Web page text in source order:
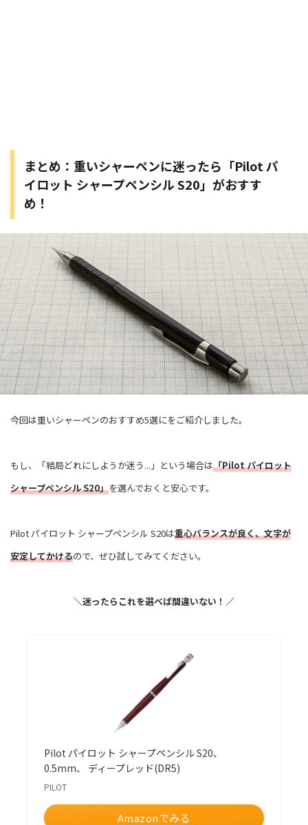
まとめ：重いシャーペンに迷ったら「Pilot パ
イロット シャープペンシル S20」がおすす
め！
今回は重いシャーペンのおすすめ5選にをご紹介しました。
もし、「結局どれにしようか迷う...」という場合は「Pilot パイロット
シャープペンシル S20」を選んでおくと安心です。
Pilot パイロット シャープペンシル S20は重心バランスが良く、文字が
安定してかけるので、ぜひ試してみてください。
＼迷ったらこれを選べば間違いない！／
Pilot パイロット シャープペンシル S20、
0.5mm、 ディープレッド(DR5)
PILOT
Amazonでみる